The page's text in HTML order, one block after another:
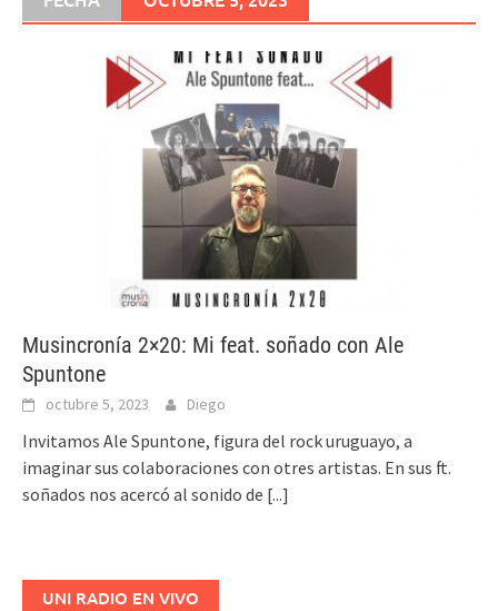
Musincronía 2×20: Mi feat. soñado con Ale
Spuntone
octubre 5, 2023 Diego
Invitamos Ale Spuntone, figura del rock uruguayo, a
imaginar sus colaboraciones con otres artistas. En sus ft.
soñados nos acercó al sonido de [...]
UNI RADIO EN VIVO